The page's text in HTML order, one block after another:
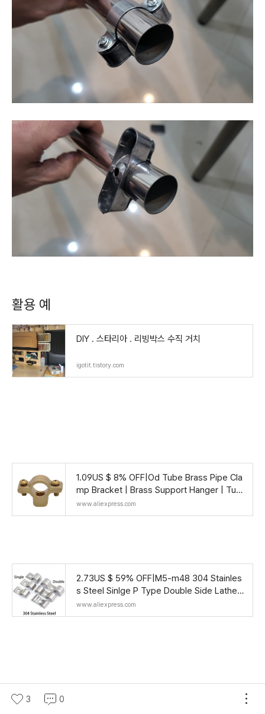
활용 예
DIY . 스타리아 . 리빙박스 수직 거치
igotit.tistory.com
1.09US $ 8% OFF|Od Tube Brass Pipe Cla
mp Bracket | Brass Support Hanger | Tub
e Clamp Support - 15 22 28 - Aliexpress
www.aliexpress.com
2.73US $ 59% OFF|M5-m48 304 Stainles
s Steel Sinlge P Type Double Side Lathed
og Conduit Tube Hose Pipe Fixed Mountin
g Bracket Sad
www.aliexpress.com
지름 : 25 mm
3 0